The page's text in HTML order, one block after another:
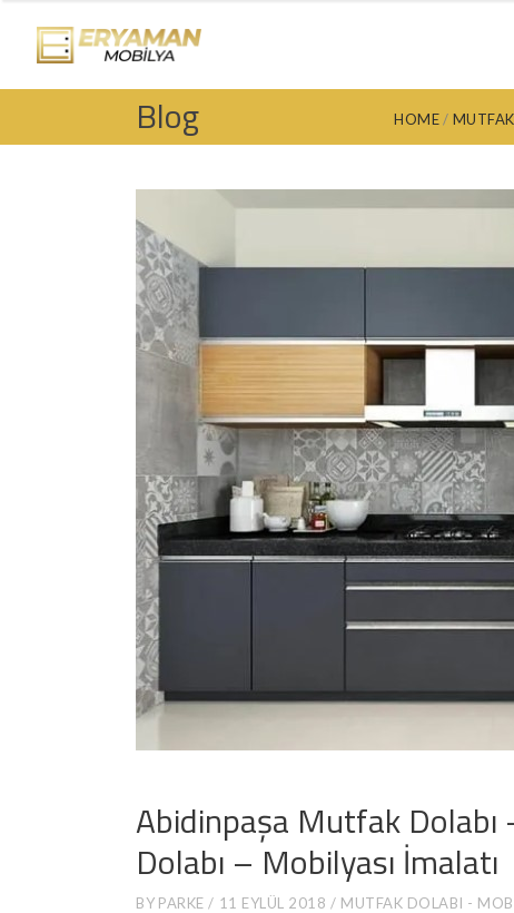
Blog HOME
Abidinpaşa Mutfak
Dolabı – Mobilyası İmalatı
BY PARKE 11 EYLÜL 2018 MUTFAK DOLABI -